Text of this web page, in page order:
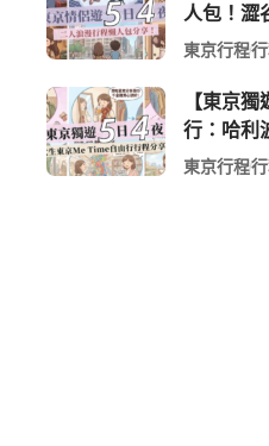
人包！澀
中目黑高
東京行程
【東京
行：哈利
Shopping
東京行程